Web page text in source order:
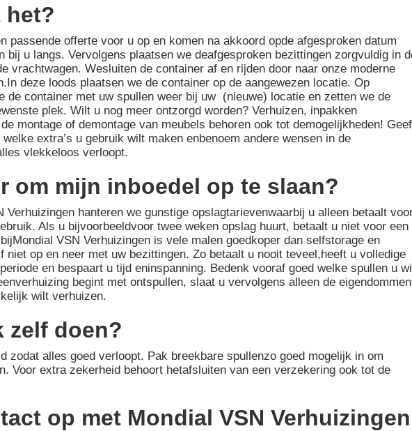
het?
passende offerte voor u op en komen na akkoord opde afgesproken datum
bij u langs. Vervolgens plaatsen we deafgesproken bezittingen zorgvuldig in
vrachtwagen. Wesluiten de container af en rijden door naar onze moderne
deze loods plaatsen we de container op de aangewezen locatie. Op
de container met uw spullen weer bij uw (nieuwe) locatie en zetten we de
plek. Wilt u nog meer ontzorgd worden? Verhuizen, inpakken
montage of demontage van meubels behoren ook tot demogelijkheden! Geef
extra’s u gebruik wilt maken enbenoem andere wensen in de
vlekkeloos verloopt.
om mijn inboedel op te slaan?
Verhuizingen hanteren we gunstige opslagtarievenwaarbij u alleen betaalt
Als u bijvoorbeeldvoor twee weken opslag huurt, betaalt u niet voor een
VSN Verhuizingen is vele malen goedkoper dan selfstorage en
niet op en neer met uw bezittingen. Zo betaalt u nooit teveel,heeft u volledige
en bespaart u tijd eninspanning. Bedenk vooraf goed welke spullen u
begint met ontspullen, slaat u vervolgens alleen de eigendommen
wilt verhuizen.
zelf doen?
zodat alles goed verloopt. Pak breekbare spullenzo goed mogelijk in om
Voor extra zekerheid behoort hetafsluiten van een verzekering ook tot de
op met Mondial VSN Verhuizingen